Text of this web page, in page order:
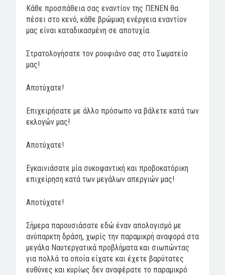
Κάθε προσπάθεια σας εναντίον της ΠΕΝΕΝ θα
πέσει στο κενό, κάθε βρώμικη ενέργεια εναντίον
μας είναι καταδικασμένη σε αποτυχία.
Στρατολογήσατε τον ρουφιάνο σας στο Σωματείο
μας!
Αποτύχατε!
Επιχειρήσατε με άλλο πρόσωπο να βάλετε κατά των
εκλογών μας!
Αποτύχατε!
Εγκαινιάσατε μία συκοφαντική και προβοκατόρικη
επιχείρηση κατά των μεγάλων απεργιών μας!
Αποτύχατε!
Σήμερα παρουσιάσατε εδώ έναν απολογισμό με
ανύπαρκτη δράση, χωρίς την παραμικρή αναφορά στα
μεγάλα Ναυτεργατικά προβλήματα και σιωπώντας
για πολλά τα οποία είχατε και έχετε βαρύτατες
ευθύνες και κυρίως δεν αναφέρατε το παραμικρό